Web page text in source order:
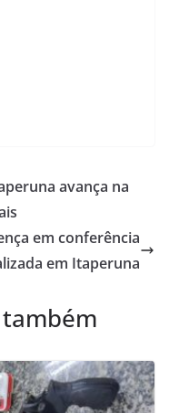
avança na
em conferência
em Itaperuna